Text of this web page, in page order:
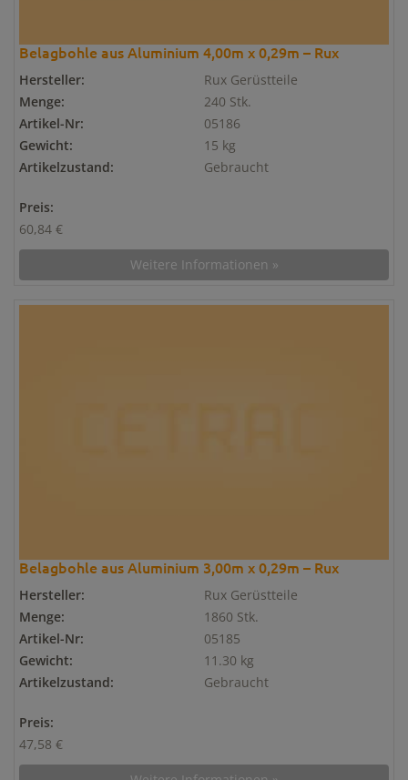
Belagbohle aus Aluminium 4,00m x 0,29m – Rux
Hersteller:
Rux Gerüstteile
Menge:
240 Stk.
Artikel-Nr:
05186
Gewicht:
15 kg
Artikelzustand:
Gebraucht
Preis:
60,84 €
Weitere Informationen »
Belagbohle aus Aluminium 3,00m x 0,29m – Rux
Hersteller:
Rux Gerüstteile
Menge:
1860 Stk.
Artikel-Nr:
05185
Gewicht:
11.30 kg
Artikelzustand:
Gebraucht
Preis:
47,58 €